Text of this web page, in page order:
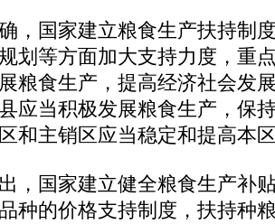
国家建立粮食生产扶持制
划等方面加大支持力度，重
粮食生产，提高经济社会发
应当积极发展粮食生产，保
和主销区应当稳定和提高本
国家建立健全粮食生产补
种的价格支持制度，扶持种